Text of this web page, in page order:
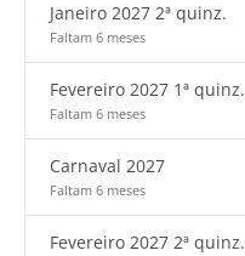
Janeiro 2027 2ª quinz.
Faltam 6 meses
Fevereiro 2027 1ª quinz.
Faltam 6 meses
Carnaval 2027
Faltam 6 meses
Fevereiro 2027 2ª quinz.